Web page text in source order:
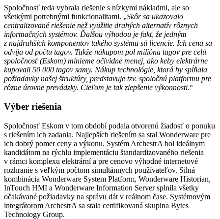
Spoločnosť teda vybrala riešenie s nízkymi nákladmi, ale so
všetkými potrebnými funkcionalitami. „Skôr sa ukazovalo
centralizované riešenie než využitie drahých alternatív rôznych
informačných systémov. Ďalšou výhodou je fakt, že jedným
z najdrahších komponentov takého systému sú licencie. Ich cena sa
odvíja od počtu tagov. Takže nákupom pol milióna tagov pre celú
spoločnosť (Eskom) minieme očividne menej, ako keby elektrárne
kupovali 50 000 tagov samy. Nákup technológie, ktorá by spĺňala
požiadavky našej štruktúry, predstavuje tzv. spoločnú platformu pre
rôzne úrovne prevádzky. Cieľom je tak zlepšenie výkonnosti.“
Výber riešenia
Spoločnosť Eskom v tom období podala otvorenú žiadosť o ponuku
s riešením ich zadania. Najlepších riešením sa stal Wonderware pre
ich dobrý pomer ceny a výkonu. Systém ArchestrA bol ideálnym
kandidátom na rýchlu implementáciu štandardizovaného riešenia
v rámci komplexu elektrární a pre cenovo výhodné internetové
rozhranie s veľkým počtom simultánnych používateľov. Silná
kombinácia Wonderware System Platform, Wonderware Historian,
InTouch HMI a Wonderware Information Server splnila všetky
očakávané požiadavky na správu dát v reálnom čase. Systémovým
integrátorom ArchestrA sa stala certifikovaná skupina Bytes
Technology Group.